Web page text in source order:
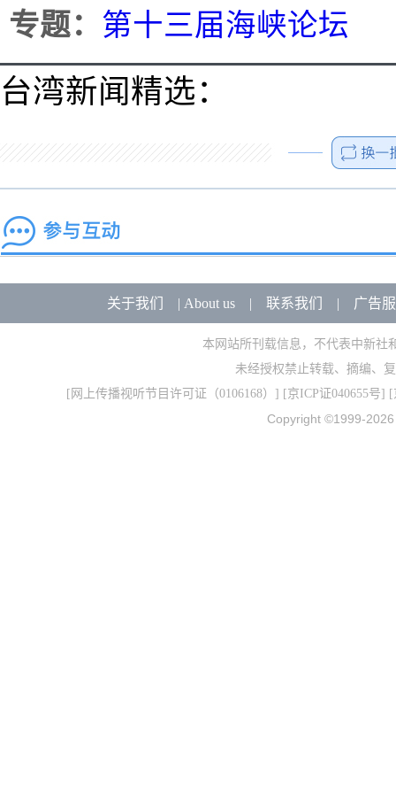
专题： 第十三届海峡论坛
台湾新闻精选：
关于我们 | About us| 联系我们 | 广告
本网站所刊载信息，不代表中新社
未经授权禁止转载、摘编、
[ 网上传播视听节目许可证（0106168） ] [京ICP证040655号] [
Copyright ©1999-